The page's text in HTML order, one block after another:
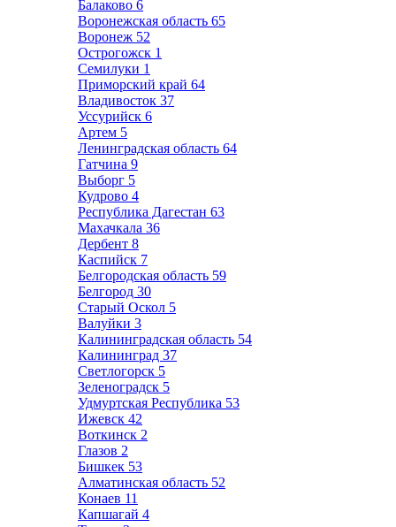
Балаково 6
Воронежская область 65
Воронеж 52
Острогожск 1
Семилуки 1
Приморский край 64
Владивосток 37
Уссурийск 6
Артем 5
Ленинградская область 64
Гатчина 9
Выборг 5
Кудрово 4
Республика Дагестан 63
Махачкала 36
Дербент 8
Каспийск 7
Белгородская область 59
Белгород 30
Старый Оскол 5
Валуйки 3
Калининградская область 54
Калининград 37
Светлогорск 5
Зеленоградск 5
Удмуртская Республика 53
Ижевск 42
Воткинск 2
Глазов 2
Бишкек 53
Алматинская область 52
Конаев 11
Капшагай 4